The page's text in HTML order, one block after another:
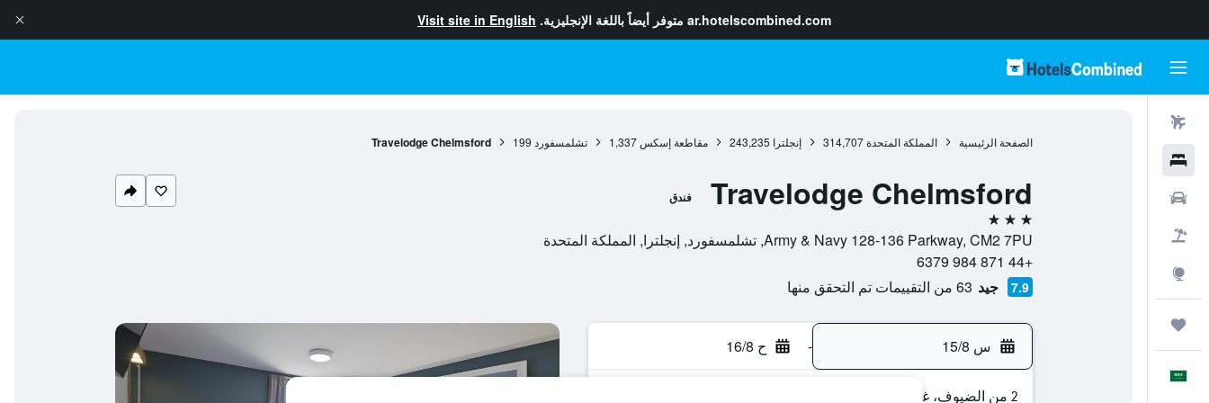
ar.hotelscombined.com متوفر أيضاً باللغة الإنجليزية. Visit site in English
الصفحة الرئيسية المملكة المتحدة 314,707 إنجلترا 243,235 مقاطعة إسكس 1,337 تشلمسفورد 199
Travelodge Chelmsford
Travelodge Chelmsford فندق
3 نجوم
Army & Navy 128-136 Parkway, CM2 7PU, تشلمسفورد, إنجلترا, المملكة المتحدة
+44 871 984 6379
7.9 جيد 63 من التقييمات تم التحقق منها
س 15/8 - ح 16/8
2 من الضيوف، غرفة واحدة